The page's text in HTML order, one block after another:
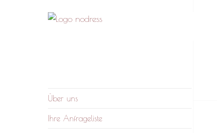
Über uns
Ihre Anfrageliste